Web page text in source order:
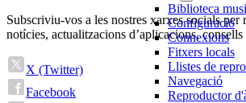
Biblioteca
Configuració
Connexions
Fitxers locals
Llistes de
Navegació
Reproductor
Subscriviu-vos a les nostres xarxes socials per
notícies, actualitzacions d’aplicacions,
X (Twitter)
Facebook